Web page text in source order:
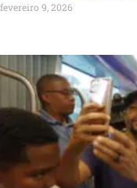
fevereiro 9, 2026